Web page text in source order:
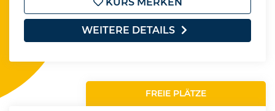
WEITERE DETAILS
FREIE PLÄTZE